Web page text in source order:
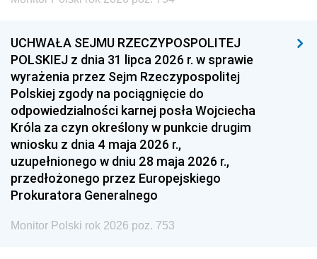
UCHWAŁA SEJMU RZECZYPOSPOLITEJ
POLSKIEJ z dnia 31 lipca 2026 r. w sprawie
wyrażenia przez Sejm Rzeczypospolitej
Polskiej zgody na pociągnięcie do
odpowiedzialności karnej posła Wojciecha
Króla za czyn określony w punkcie drugim
wniosku z dnia 4 maja 2026 r.,
uzupełnionego w dniu 28 maja 2026 r.,
przedłożonego przez Europejskiego
Prokuratora Generalnego
Monitor Polski rok 2026 poz. 753